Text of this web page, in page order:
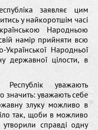
заявляє цим
у найкоротшім часі
Народньою
намір прийняти всю
Народньої
державної цілости, в
уважають
значить: уважають себе
злуку можливо в
так, щоби в можливо
справді одну